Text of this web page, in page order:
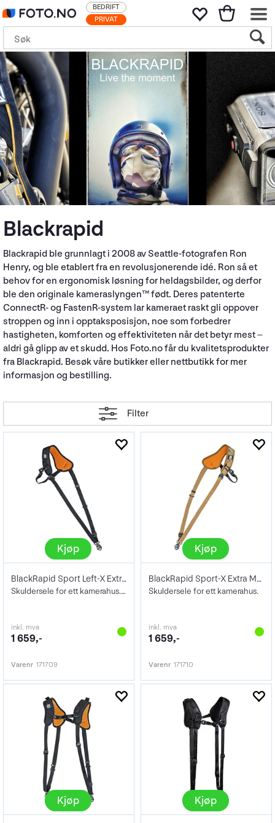
PRIVAT
BEDRIFT
Blackrapid
Blackrapid ble grunnlagt i 2008 av Seattle-fotografen Ron
Henry, og ble etablert fra en revolusjonerende idé. Ron så et
behov for en ergonomisk løsning for heldagsbilder, og derfor
ble den originale kameraslyngen™ født. Deres patenterte
ConnectR- og FastenR-system lar kameraet raskt gli oppover
stroppen og inn i opptaksposisjon, noe som forbedrer
hastigheten, komforten og effektiviteten når det betyr mest –
aldri gå glipp av et skudd. Hos Foto.no får du kvalitetsprodukter
fra Blackrapid. Besøk våre butikker eller nettbutikk for mer
informasjon og bestilling.
Filter
Kjøp
BlackRapid Sport Left-X Extra Comfort
Skuldersele for ett kamerahus. Sort
inkl. mva
1 659,-
Varenr 171709
Kjøp
BlackRapid Sport-X Extra Multi-Terrain
Skuldersele for ett kamerahus.
inkl. mva
1 659,-
Varenr 171710
Kjøp Kjøp